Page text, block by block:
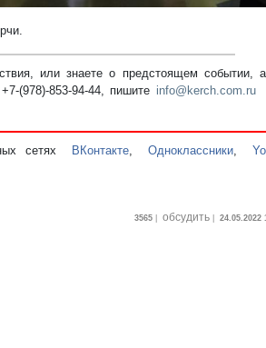
или знаете о предстоящем событии, а
(978)-853-94-44, пишите info@kerch.com.ru
сетях ВКонтакте Одноклассники ,
3565| обсудить| 24.05.2022